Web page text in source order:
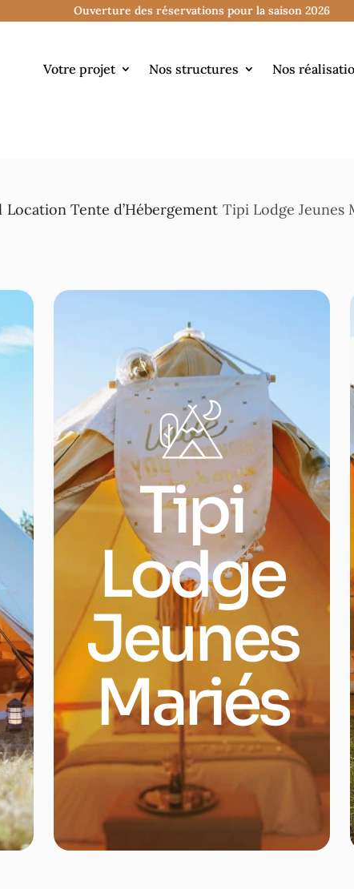
Ouverture des réservations pour la saison 2026
Votre projet Nos structures Nos
Location Tente d’Hébergement Tipi Lodge Jeunes
Tipi
Lodge
Jeunes
Mariés